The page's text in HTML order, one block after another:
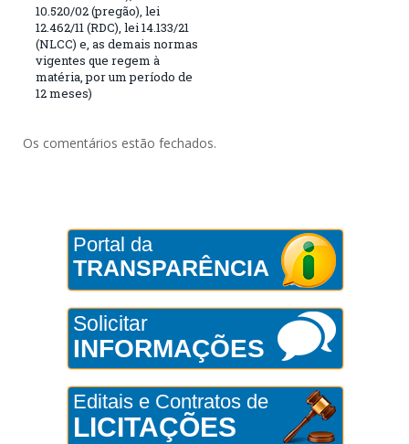
10.520/02 (pregão), lei
12.462/11 (RDC), lei 14.133/21
(NLCC) e, as demais normas
vigentes que regem à
matéria, por um período de
12 meses)
Os comentários estão fechados.
Portal da
TRANSPARÊNCIA
Solicitar
INFORMAÇÕES
Editais e Contratos de
LICITAÇÕES